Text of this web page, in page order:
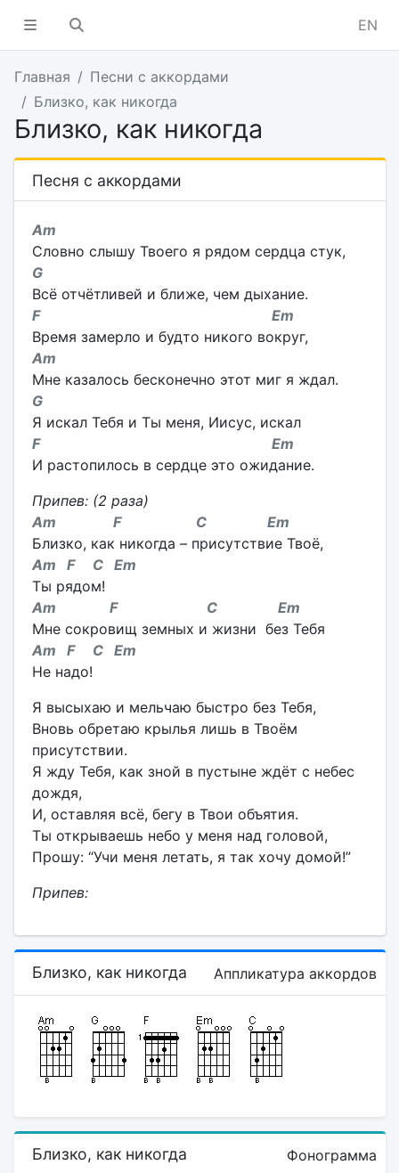
EN
Главная
Песни с аккордами
Близко, как никогда
Близко, как никогда
Песня с аккордами
Am
Словно слышу Твоего я рядом сердца стук,
G
Всё отчётливей и ближе, чем дыхание.
F Em
Время замерло и будто никого вокруг,
Am
Мне казалось бесконечно этот миг я ждал.
G
Я искал Тебя и Ты меня, Иисус, искал
F Em
И растопилось в сердце это ожидание.
Припев:(2 раза)
Am F C Em
Близко, как никогда – присутствие Твоё,
Am F C Em
Ты рядом!
Am F C Em
Мне сокровищ земных и жизни без Тебя
Am F C Em
Не надо!
Я высыхаю и мельчаю быстро без Тебя,
Вновь обретаю крылья лишь в Твоём
присутствии.
Я жду Тебя, как зной в пустыне ждёт с небес
дождя,
И, оставляя всё, бегу в Твои объятия.
Ты открываешь небо у меня над головой,
Прошу: “Учи меня летать, я так хочу домой!”
Припев:
Близко, как никогда Аппликатура аккордов
Близко, как никогда Фонограмма